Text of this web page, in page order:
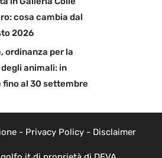
cosa cambia dal
2026
ordinanza per la
animali: in
fino al 30 settembre
- Privacy Policy- Disclaimer